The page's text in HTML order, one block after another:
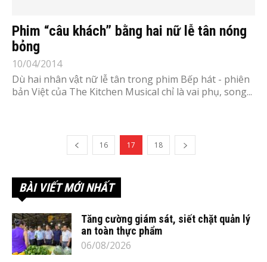
Phim “câu khách” bằng hai nữ lễ tân nóng
bỏng
10/04/2014
Dù hai nhân vật nữ lễ tân trong phim Bếp hát ­- phiên
bản Việt của The Kitchen Musical chỉ là vai phụ, song...
16 17 18
BÀI VIẾT MỚI NHẤT
Tăng cường giám sát, siết chặt quản lý
an toàn thực phẩm
06/08/2026